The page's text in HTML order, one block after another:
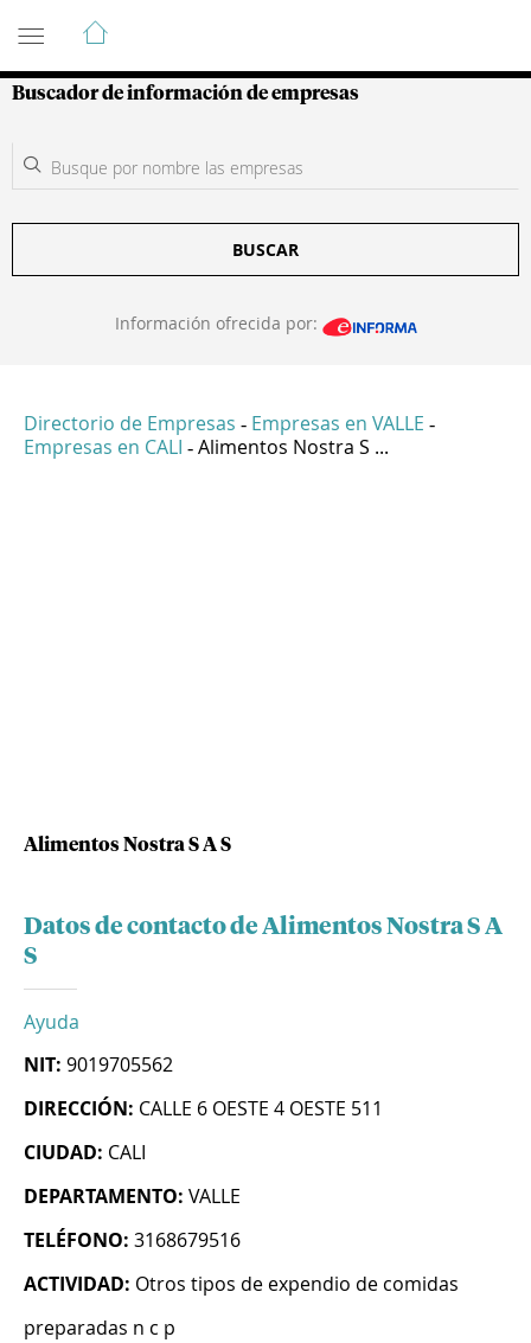
Guía de Empresas Colombianas
Buscador de información de empresas
BUSCAR
Información ofrecida por:
Directorio de Empresas - Empresas en VALLE -
Empresas en CALI - Alimentos Nostra S ...
Alimentos Nostra S A S
Datos de contacto de Alimentos Nostra S A
S
Ayuda
NIT: 9019705562
DIRECCIÓN: CALLE 6 OESTE 4 OESTE 511
CIUDAD: CALI
DEPARTAMENTO: VALLE
TELÉFONO: 3168679516
ACTIVIDAD: Otros tipos de expendio de comidas
preparadas n c p